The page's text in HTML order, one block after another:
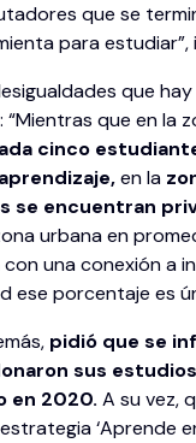
que se
para estudiar”,
que
que en la
cinco
en la
se encuentran
urbana en
una conexión a
ese porcentaje es
pidió que se
sus
en 2020. A su vez,
‘Aprende